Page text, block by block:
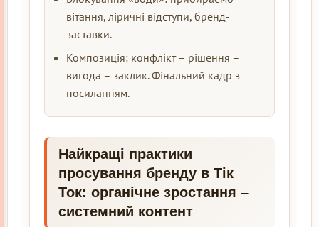
вітання, ліричні відступи, бренд-
заставки.
Композиція: конфлікт – рішення –
вигода – заклик. Фінальний кадр з
посиланням.
Найкращі практики
просування бренду в Тік
Ток: органічне зростання –
системний контент